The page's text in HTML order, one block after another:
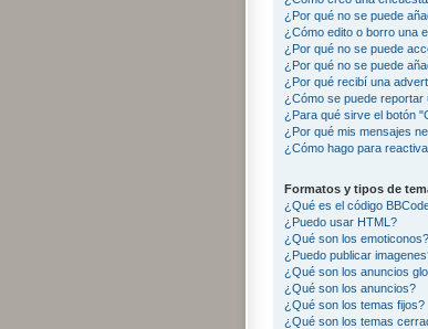
¿Por qué no se puede
¿Cómo edito o borro una
¿Por qué no se puede
¿Por qué no se puede
¿Por qué recibí una
¿Cómo se puede reportar
¿Para qué sirve el botón
¿Por qué mis mensajes
¿Cómo hago para
Formatos y tipos de
¿Qué es el código
¿Puedo usar HTML?
¿Qué son los emoticonos?
¿Puedo publicar
¿Qué son los anuncios
¿Qué son los anuncios?
¿Qué son los temas fijos?
¿Qué son los temas